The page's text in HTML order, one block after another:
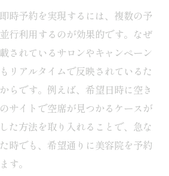
の予約枠を確保するコツ
能な美容院を見極める方法
美容院でベストな予約タイミン
容院予約を成功させる秘訣
へ導く美容院予約のポイント
アを叶える美容院選びのポイン
時予約を実現するには、複数の予
行利用するのが効果的です。なぜ
されているサロンやキャンペーン
リアルタイムで反映されているた
らです。例えば、希望日時に空き
サイトで空席が見つかるケースが
た方法を取り入れることで、急な
時でも、希望通りに美容院を予約
す。